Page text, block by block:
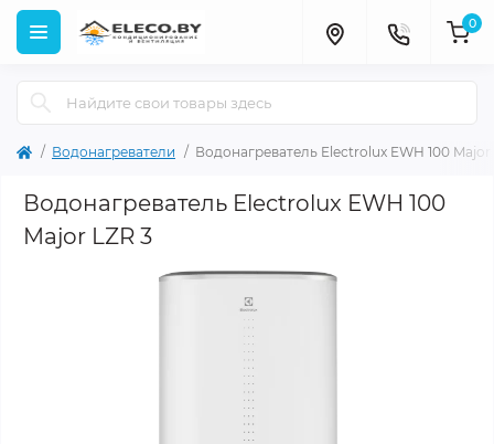
0
Водонагреватели Водонагреватель Electrolux EWH 100 Major
Водонагреватель Electrolux EWH 100
Major LZR 3